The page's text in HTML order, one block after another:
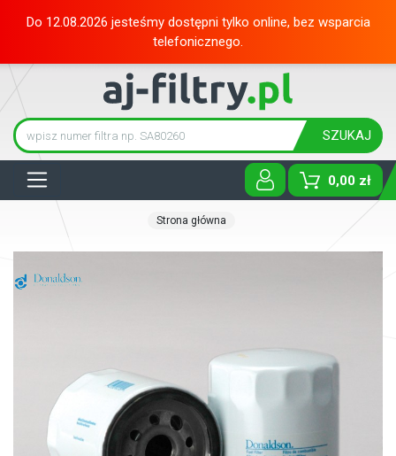
Do 12.08.2026 jesteśmy dostępni tylko online, bez wsparcia
telefonicznego.
SZUKAJ
0,00 zł
Strona główna